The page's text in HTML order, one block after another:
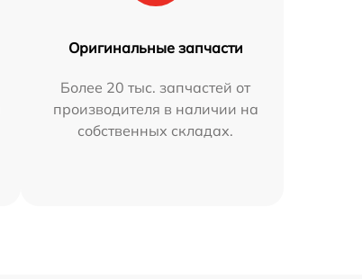
Оригинальные запчасти
Более 20 тыс. запчастей от
производителя в наличии на
собственных складах.